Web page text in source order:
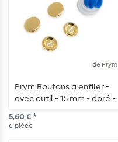
de Prym
Prym Boutons à enfiler -
avec outil - 15 mm - doré -
6 pièces
5,60 € *
6 pièce